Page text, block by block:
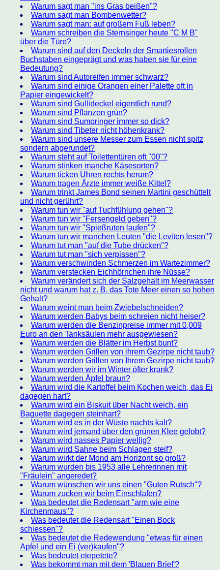
Warum sagt man "ins Gras beißen"?
Warum sagt man Bombenwetter?
Warum sagt man: auf großem Fuß leben?
Warum schreiben die Sternsinger heute "C M B"
über die Türe?
Warum sind auf den Deckeln der Smartiesrollen
Buchstaben eingeprägt und was haben sie für eine
Bedeutung?
Warum sind Autoreifen immer schwarz?
Warum sind einige Orangen einer Palette oft in
Papier eingewickelt?
Warum sind Gullideckel eigentlich rund?
Warum sind Pflanzen grün?
Warum sind Sumoringer immer so dick?
Warum sind Tibeter nicht höhenkrank?
Warum sind unsere Messer zum Essen nicht spitz
sondern abgerundet?
Warum steht auf Toilettentüren oft "00"?
Warum stinken manche Käsesorten?
Warum ticken Uhren rechts herum?
Warum tragen Ärzte immer weiße Kittel?
Warum trinkt James Bond seinen Martini geschüttelt
und nicht gerührt?
Warum tun wir "auf Tuchfühlung gehen"?
Warum tun wir "Fersengeld geben"?
Warum tun wir "Spießruten laufen"?
Warum tun wir manchen Leuten "die Leviten lesen"?
Warum tut man "auf die Tube drücken"?
Warum tut man "sich verpissen"?
Warum verschwinden Schmerzen im Wartezimmer?
Warum verstecken Eichhörnchen ihre Nüsse?
Warum verändert sich der Salzgehalt im Meerwasser
nicht und warum hat z. B. das Tote Meer einen so hohen
Gehalt?
Warum weint man beim Zwiebelschneiden?
Warum werden Babys beim schreien nicht heiser?
Warum werden die Benzinpreise immer mit 0,009
Euro an den Tanksäulen mehr ausgewiesen?
Warum werden die Blätter im Herbst bunt?
Warum werden Grillen von ihrem Gezirpe nicht taub?
Warum werden Grillen von Ihrem Gezirpe nicht taub?
Warum werden wir im Winter öfter krank?
Warum werden Äpfel braun?
Warum wird die Kartoffel beim Kochen weich, das Ei
dagegen hart?
Warum wird ein Biskuit über Nacht weich, ein
Baguette dagegen steinhart?
Warum wird es in der Wüste nachts kalt?
Warum wird jemand über den grünen Klee gelobt?
Warum wird nasses Papier wellig?
Warum wird Sahne beim Schlagen steif?
Warum wirkt der Mond am Horizont so groß?
Warum wurden bis 1953 alle Lehrerinnen mit
"Fräulein" angeredet?
Warum wünschen wir uns einen "Guten Rutsch"?
Warum zucken wir beim Einschlafen?
Was bedeutet die Redensart "arm wie eine
Kirchenmaus"?
Was bedeutet die Redensart "Einen Bock
schiessen"?
Was bedeutet die Redewendung "etwas für einen
Apfel und ein Ei (ver)kaufen"?
Was bedeutet etepetete?
Was bekommt man mit dem 'Blauen Brief'?